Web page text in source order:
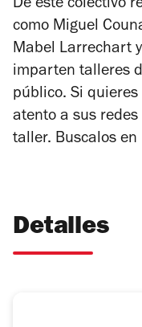
De este colectivo
como Miguel
Mabel Larrechart
imparten talleres
público. Si
atento a sus
taller. Buscalos en
Detalles